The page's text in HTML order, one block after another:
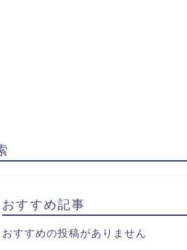
おすすめ記事
おすすめの投稿がありません